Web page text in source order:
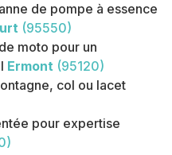
de pompe à essence
(95550)
moto pour un
Ermont (95120)
col ou lacet
pour expertise